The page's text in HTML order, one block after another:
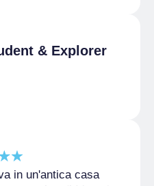
& Explorer
in un'antica casa